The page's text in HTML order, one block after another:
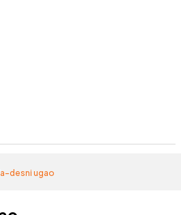
desni ugao